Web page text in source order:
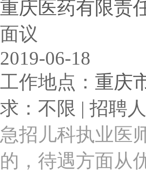
重庆医药有限责
面议
2019-06-18
工作地点： 重庆
求：不限 | 招聘
急招儿科执业医
的，待遇方面从